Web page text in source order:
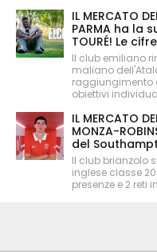
IL MERCATO
PARMA ha la
TOURÉ! Le cifre
Il club emiliano
maliano
raggiungimento
obiettivi
IL MERCATO
MONZA-
del
Il club brianzolo
inglese classe
presenze e 2 reti